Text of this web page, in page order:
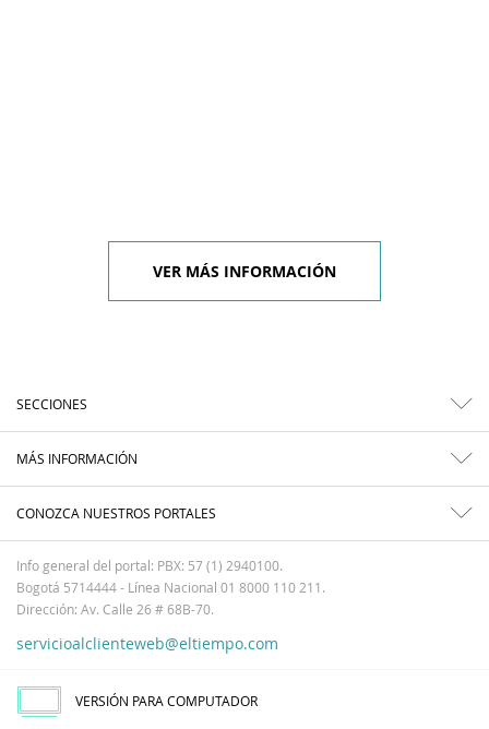
VER MÁS INFORMACIÓN
SECCIONES
MÁS INFORMACIÓN
CONOZCA NUESTROS PORTALES
Info general del portal: PBX: 57 (1) 2940100.
Bogotá 5714444 - Línea Nacional 01 8000 110 211.
Dirección: Av. Calle 26 # 68B-70.
servicioalclienteweb@eltiempo.com
VERSIÓN PARA COMPUTADOR